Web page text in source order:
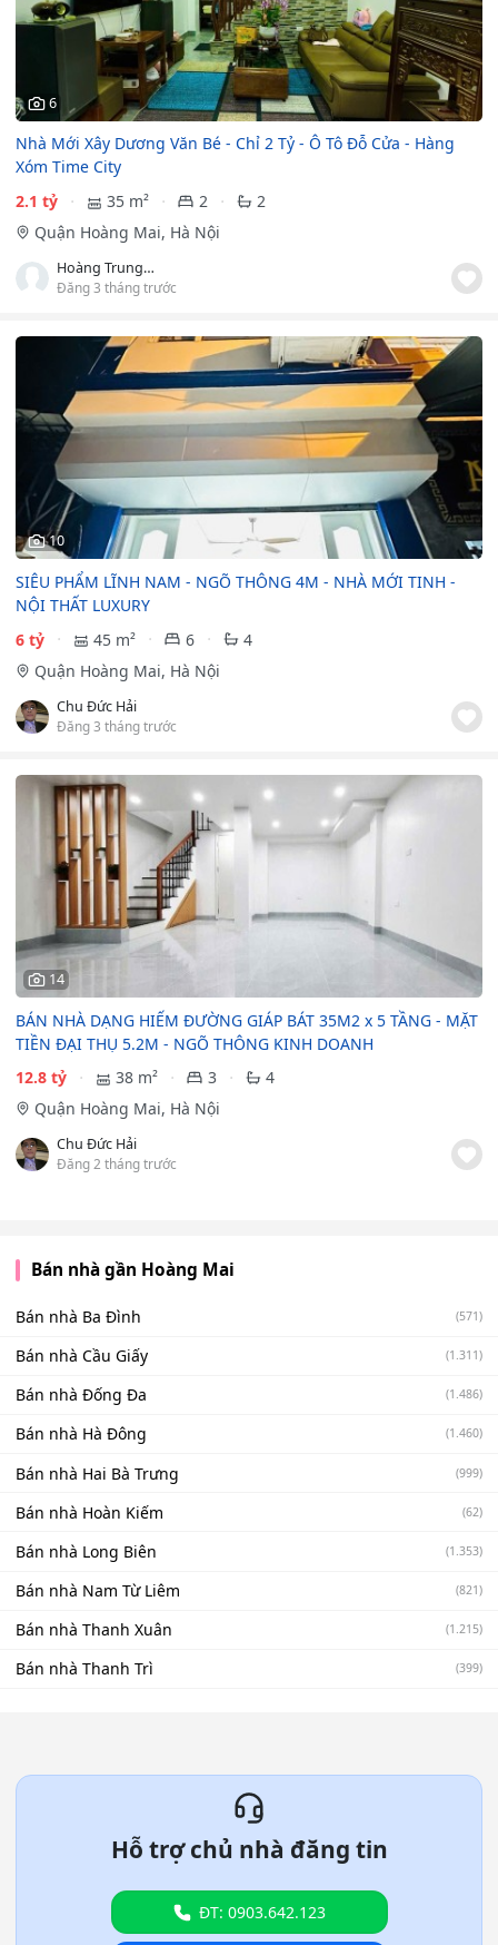
6
Nhà Mới Xây Dương Văn Bé - Chỉ 2 Tỷ - Ô Tô Đỗ Cửa - Hàng
Xóm Time City
2.1 tỷ
35 m² 2
2
Quận Hoàng Mai, Hà Nội
Hoàng Trung Lương
Đăng 3 tháng trước
10
SIÊU PHẨM LĨNH NAM - NGÕ THÔNG 4M - NHÀ MỚI TINH -
NỘI THẤT LUXURY
6 tỷ
45 m² 6
4
Quận Hoàng Mai, Hà Nội
Chu Đức Hải
Đăng 3 tháng trước
14
BÁN NHÀ DẠNG HIẾM ĐƯỜNG GIÁP BÁT 35M2 x 5 TẦNG - MẶT
TIỀN ĐẠI THỤ 5.2M - NGÕ THÔNG KINH DOANH
12.8 tỷ
38 m² 3
4
Quận Hoàng Mai, Hà Nội
Chu Đức Hải
Đăng 2 tháng trước
Bán nhà gần Hoàng Mai
Bán nhà Ba Đình (571)
Bán nhà Cầu Giấy (1.311)
Bán nhà Đống Đa (1.486)
Bán nhà Hà Đông (1.460)
Bán nhà Hai Bà Trưng (999)
Bán nhà Hoàn Kiếm (62)
Bán nhà Long Biên (1.353)
Bán nhà Nam Từ Liêm (821)
Bán nhà Thanh Xuân (1.215)
Bán nhà Thanh Trì (399)
Hỗ trợ chủ nhà đăng tin
ĐT: 0903.642.123